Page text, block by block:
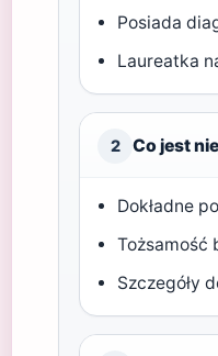
Posiada
Laureatka
2 Co jest
Dokładne
Tożsamość
Szczegóły